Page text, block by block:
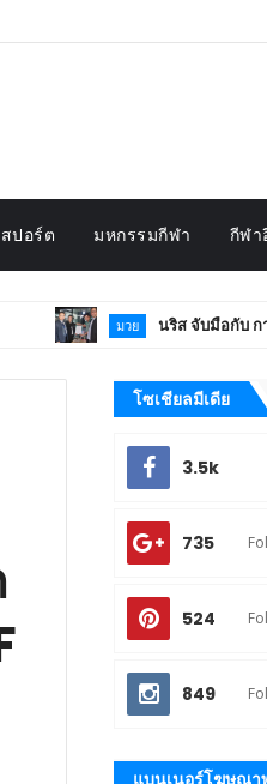
ปอร์ต มหกรรมกีฬา กีฬา
นริส จับมือกับ การกีฬาฟิลิปปิน
โซเชียลมีเดีย
3.5k
735
524
849
แบนเนอร์โฆษณา